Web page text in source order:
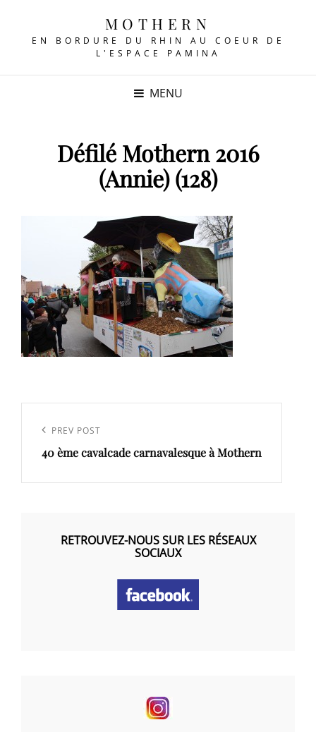
MOTHERN
EN BORDURE DU RHIN AU COEUR DE
L'ESPACE PAMINA
MENU
Défilé Mothern 2016
(Annie) (128)
l’article
Previous
Post
PREV POST
40 ème cavalcade carnavalesque à Mothern
RETROUVEZ-NOUS SUR LES RÉSEAUX
SOCIAUX